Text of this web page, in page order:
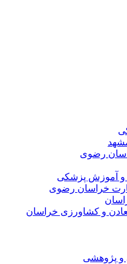
رضوی
و آموزش پزشکی
خراسان رضوی
معادن و کشاورزی خراسان
و پژوهشی